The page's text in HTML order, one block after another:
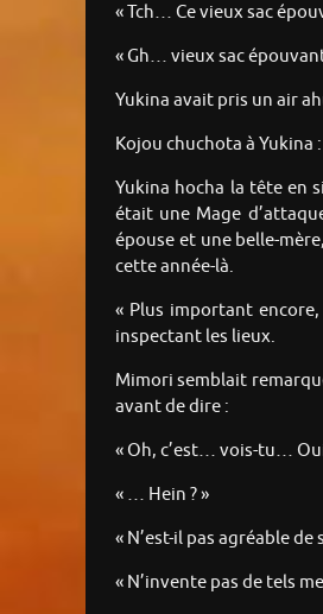
« Tch… Ce vieux sac
« Gh… vieux sac
Yukina avait pris un air
Kojou chuchota à Yukina
Yukina hocha la tête en
était une Mage
épouse et une belle-
cette année-là.
« Plus important
inspectant les lieux.
Mimori semblait
avant de dire :
« Oh, c’est… vois-tu…
« … Hein ? »
« N’est-il pas agréable
« N’invente pas de tels